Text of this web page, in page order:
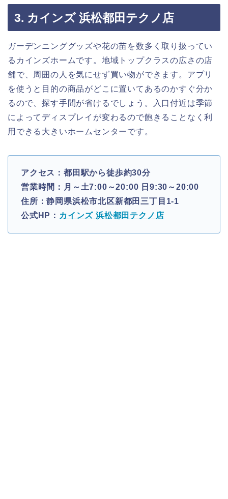
3. カインズ 浜松都田テクノ店
ガーデンニンググッズや花の苗を数多く取り扱ってい
るカインズホームです。地域トップクラスの広さの店
舗で、周囲の人を気にせず買い物ができます。アプリ
を使うと目的の商品がどこに置いてあるのかすぐ分か
るので、探す手間が省けるでしょう。入口付近は季節
によってディスプレイが変わるので飽きることなく利
用できる大きいホームセンターです。
アクセス：都田駅から徒歩約30分
営業時間：月～土7:00～20:00 日9:30～20:00
住所：静岡県浜松市北区新都田三丁目1-1
公式HP： カインズ 浜松都田テクノ店